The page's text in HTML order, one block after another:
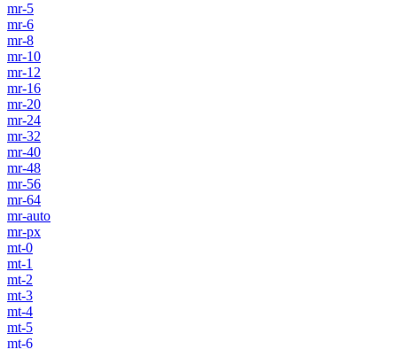
mr-5
mr-6
mr-8
mr-10
mr-12
mr-16
mr-20
mr-24
mr-32
mr-40
mr-48
mr-56
mr-64
mr-auto
mr-px
mt-0
mt-1
mt-2
mt-3
mt-4
mt-5
mt-6